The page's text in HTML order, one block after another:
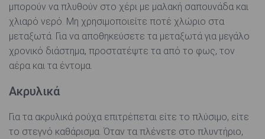
μπορούν να πλυθούν στο χέρι με μαλακή σαπουνάδα και
χλιαρό νερό. Μη χρησιμοποιείτε ποτέ χλώριο στα
μεταξωτά. Για να αποθηκεύσετε τα μεταξωτά για μεγάλο
χρονικό διάστημα, προστατέψτε τα από το φως, τον
αέρα και τα έντομα.
Ακρυλικά
Για τα ακρυλικά ρούχα επιτρέπεται είτε το πλύσιμο, είτε
το στεγνό καθάρισμα. Όταν τα πλένετε στο πλυντήριο,